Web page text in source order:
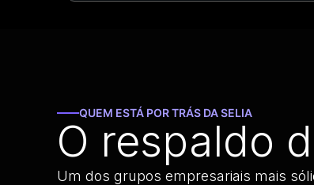
QUEM ESTÁ POR TRÁS DA SELIA
O respaldo
Um dos grupos empresariais mais